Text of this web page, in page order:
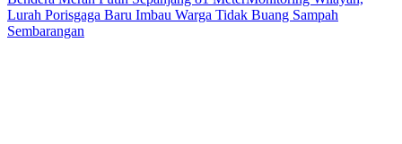
Lurah Porisgaga Baru Imbau Warga Tidak Buang Sampah
Sembarangan